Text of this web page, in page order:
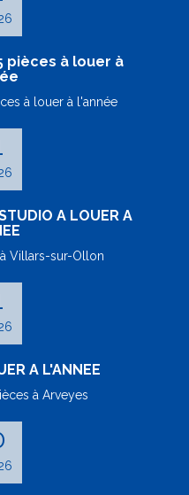
pièces à louer à
à louer à l'année
A LOUER A
Villars-sur-Ollon
A L'ANNEE
à Arveyes